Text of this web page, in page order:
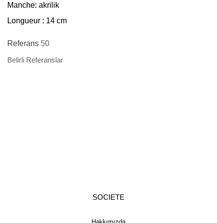
Manche: akrilik
Longueur : 14 cm
Referans 50
Belirli Referanslar
SOCIETE